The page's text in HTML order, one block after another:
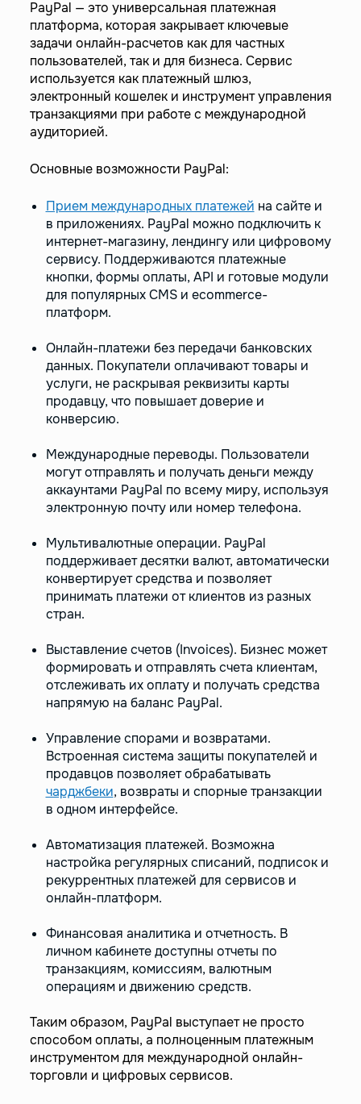
PayPal — это универсальная платежная
платформа, которая закрывает ключевые
задачи онлайн-расчетов как для частных
пользователей, так и для бизнеса. Сервис
используется как платежный шлюз,
электронный кошелек и инструмент управления
транзакциями при работе с международной
аудиторией.
Основные возможности PayPal:
Прием международных платежей на сайте и
в приложениях. PayPal можно подключить к
интернет-магазину, лендингу или цифровому
сервису. Поддерживаются платежные
кнопки, формы оплаты, API и готовые модули
для популярных CMS и ecommerce-
платформ.
Онлайн-платежи без передачи банковских
данных. Покупатели оплачивают товары и
услуги, не раскрывая реквизиты карты
продавцу, что повышает доверие и
конверсию.
Международные переводы. Пользователи
могут отправлять и получать деньги между
аккаунтами PayPal по всему миру, используя
электронную почту или номер телефона.
Мультивалютные операции. PayPal
поддерживает десятки валют, автоматически
конвертирует средства и позволяет
принимать платежи от клиентов из разных
стран.
Выставление счетов (Invoices). Бизнес может
формировать и отправлять счета клиентам,
отслеживать их оплату и получать средства
напрямую на баланс PayPal.
Управление спорами и возвратами.
Встроенная система защиты покупателей и
продавцов позволяет обрабатывать
чарджбеки, возвраты и спорные транзакции
в одном интерфейсе.
Автоматизация платежей. Возможна
настройка регулярных списаний, подписок и
рекуррентных платежей для сервисов и
онлайн-платформ.
Финансовая аналитика и отчетность. В
личном кабинете доступны отчеты по
транзакциям, комиссиям, валютным
операциям и движению средств.
Таким образом, PayPal выступает не просто
способом оплаты, а полноценным платежным
инструментом для международной онлайн-
торговли и цифровых сервисов.